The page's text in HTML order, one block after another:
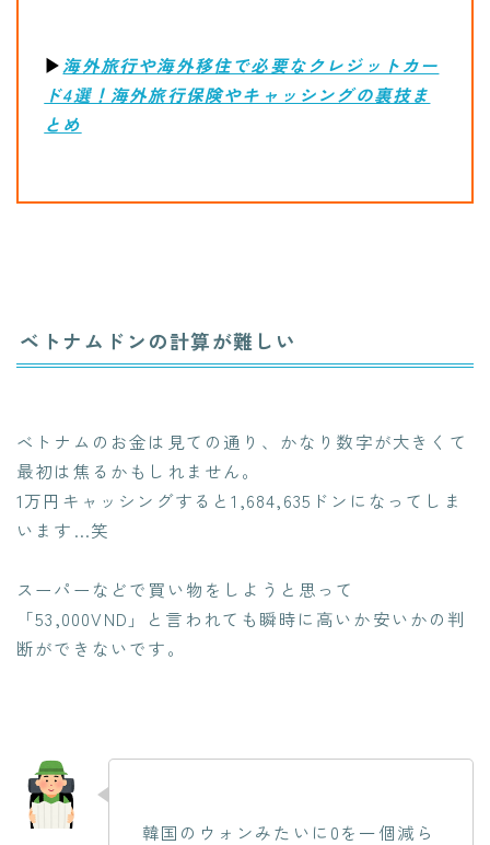
▶︎海外旅行や海外移住で必要なクレジットカー
ド4選！海外旅行保険やキャッシングの裏技ま
とめ
ベトナムドンの計算が難しい
ベトナムのお金は見ての通り、かなり数字が大きくて
最初は焦るかもしれません。
1万円キャッシングすると1,684,635ドンになってしま
います…笑
スーパーなどで買い物をしようと思って
「53,000VND」と言われても瞬時に高いか安いかの判
断ができないです。
韓国のウォンみたいに0を一個減ら